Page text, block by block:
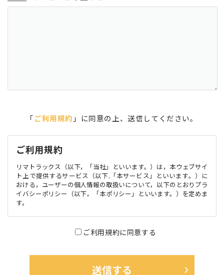
「 ご利用規約 」に同意の上、送信してください。
ご利用規約
リマトラックス（以下，「当社」といいます。）は，本ウェブサイ
ト上で提供するサービス（以下,「本サービス」といいます。）に
おける，ユーザーの個人情報の取扱いについて，以下のとおりプラ
イバシーポリシー（以下，「本ポリシー」といいます。）を定めま
す。
第1条（個人情報）
の個人を識別できる情報及び容貌，指紋，声紋にかかるデータ，及
ご利用規約に同意する